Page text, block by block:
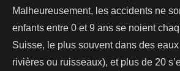
Malheureusement, les accidents ne
enfants entre 0 et 9 ans se noient
Suisse, le plus souvent dans des
rivières ou ruisseaux), et plus de 20